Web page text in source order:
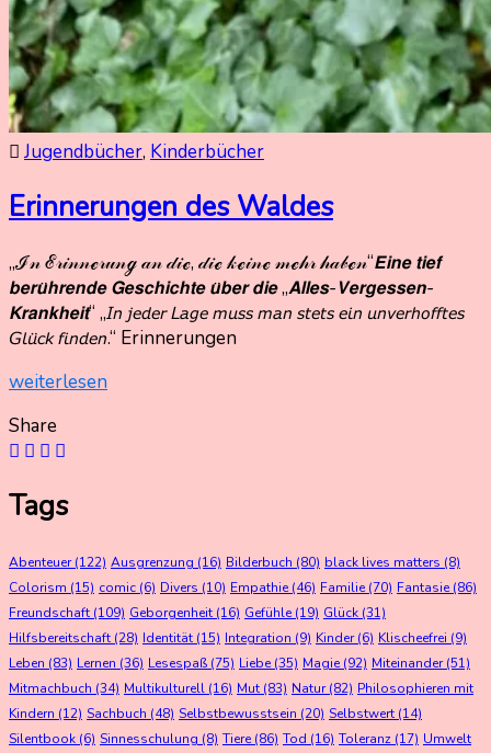
Jugendbücher, Kinderbücher
Erinnerungen des Waldes
31.
August
202331.
2023
Nadine
Kammer
„ℐ𝓃 ℰ𝓇𝒾𝓃𝓃ℯ𝓇𝓊𝓃ℊ 𝒶𝓃 𝒹𝒾ℯ, 𝒹𝒾ℯ 𝓀ℯ𝒾𝓃ℯ 𝓂ℯ𝒽𝓇 𝒽𝒶𝒷ℯ𝓃“𝙀𝙞𝙣𝙚 𝙩𝙞𝙚𝙛
𝙗𝙚𝙧𝙪̈𝙝𝙧𝙚𝙣𝙙𝙚 𝙂𝙚𝙨𝙘𝙝𝙞𝙘𝙝𝙩𝙚 𝙪̈𝙗𝙚𝙧 𝙙𝙞𝙚 „𝘼𝙡𝙡𝙚𝙨-𝙑𝙚𝙧𝙜𝙚𝙨𝙨𝙚𝙣-
𝙆𝙧𝙖𝙣𝙠𝙝𝙚𝙞𝙩“ „𝘐𝘯 𝘫𝘦𝘥𝘦𝘳 𝘓𝘢𝘨𝘦 𝘮𝘶𝘴𝘴 𝘮𝘢𝘯 𝘴𝘵𝘦𝘵𝘴 𝘦𝘪𝘯 𝘶𝘯𝘷𝘦𝘳𝘩𝘰𝘧𝘧𝘵𝘦𝘴
𝘎𝘭𝘶̈𝘤𝘬 𝘧𝘪𝘯𝘥𝘦𝘯.“ Erinnerungen
weiterlesen
Share
Tags
Abenteuer(122) Ausgrenzung (16) Bilderbuch (80) black lives matters (8)
Colorism (15) comic (6) Divers (10) Empathie(46) Familie(70) Fantasie(86)
Freundschaft (109) Geborgenheit (16) Gefühle(19) Glück (31)
Hilfsbereitschaft (28) Identität (15) Integration (9) Kinder(6) Klischeefrei (9)
Leben (83) Lernen (36) Lesespaß (75) Liebe(35) Magie(92) Miteinander(51)
Mitmachbuch (34) Multikulturell (16) Mut (83) Natur(82) Philosophieren mit
Kindern (12) Sachbuch (48) Selbstbewusstsein (20) Selbstwert (14)
Silentbook (6) Sinnesschulung (8) Tiere(86) Tod (16) Toleranz (17) Umwelt